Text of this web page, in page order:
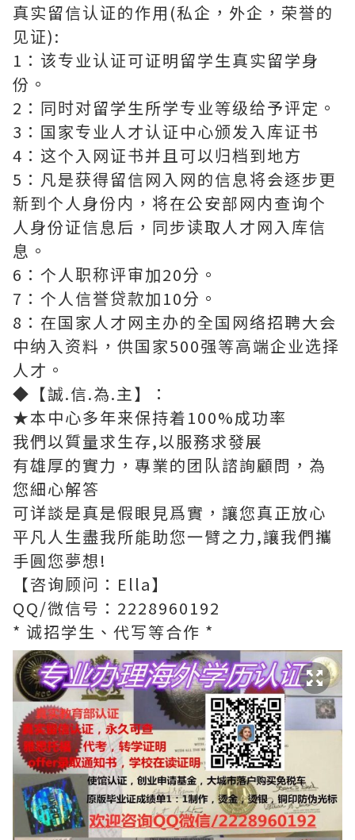
真实留信认证的作用(私企，外企，荣誉的
见证):
1：该专业认证可证明留学生真实留学身
份。
2：同时对留学生所学专业等级给予评定。
3：国家专业人才认证中心颁发入库证书
4：这个入网证书并且可以归档到地方
5：凡是获得留信网入网的信息将会逐步更
新到个人身份内，将在公安部网内查询个
人身份证信息后，同步读取人才网入库信
息。
6：个人职称评审加20分。
7：个人信誉贷款加10分。
8：在国家人才网主办的全国网络招聘大会
中纳入资料，供国家500强等高端企业选择
人才。
◆【誠.信.為.主】：
★本中心多年来保持着100%成功率
我們以質量求生存,以服務求發展
有雄厚的實力，專業的团队諮詢顧問，為
您細心解答
可详談是真是假眼見爲實，讓您真正放心
平凡人生盡我所能助您一臂之力,讓我們攜
手圓您夢想!
【咨询顾问：Ella】
QQ/微信号：2228960192
* 诚招学生、代写等合作 *